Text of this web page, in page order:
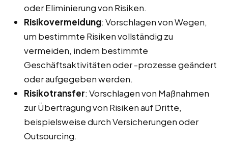
oder Eliminierung von Risiken.
Risikovermeidung: Vorschlagen von Wegen,
um bestimmte Risiken vollständig zu
vermeiden, indem bestimmte
Geschäftsaktivitäten oder -prozesse geändert
oder aufgegeben werden.
Risikotransfer: Vorschlagen von Maßnahmen
zur Übertragung von Risiken auf Dritte,
beispielsweise durch Versicherungen oder
Outsourcing.